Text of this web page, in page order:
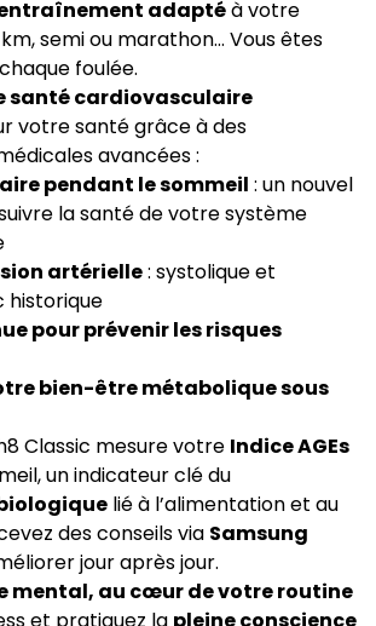
adaptéà votre
km, semi ou marathon… Vous êtes
foulée.
santé cardiovasculaire
votre santé grâce à des
avancées :
pendant le sommeil : un nouvel
la santé de votre système
artérielle: systolique et
historique
pour prévenir les risques
bien-être métabolique sous
Classic mesure votre Indice AGEs
un indicateur clé du
lié à l’alimentation et au
des conseils via Samsung
jour après jour.
mental, au cœur de votre routine